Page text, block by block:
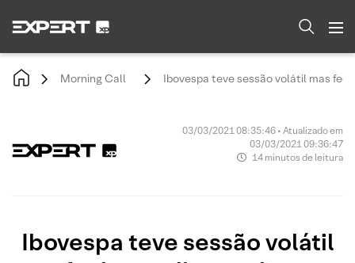
Morning Call Ibovespa teve sessão volátil mas
03/03/2021 08:35:46 • Atualizado em
03/03/2021 09:36:47
14 minutos de leitura
Ibovespa teve sessão volátil